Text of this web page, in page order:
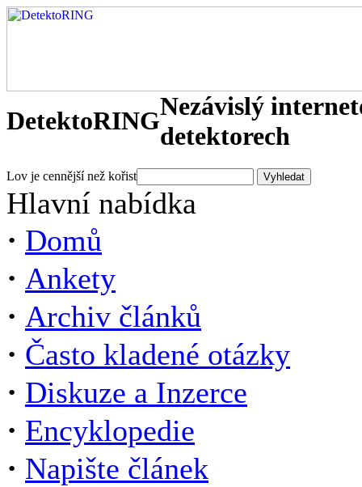
DetektoRINGNezávislý
detektorech
Lov je cennější než kořist
Hlavní nabídka
· Domů
· Ankety
· Archiv článků
· Často kladené otázky
· Diskuze a Inzerce
· Encyklopedie
· Napište článek